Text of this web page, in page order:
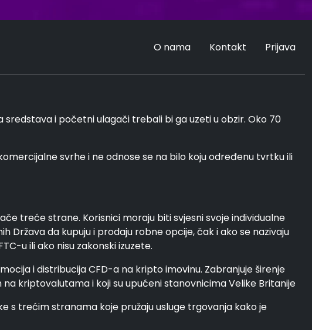
O nama Kontakt Prijava
i početni ulagači trebali bi ga uzeti u obzir. Oko 70
svrhe i ne odnose se na bilo koju određenu tvrtku ili
treće strane. Korisnici moraju biti svjesni svoje individualne
Država da kupuju i prodaju robne opcije, čak i ako se nazivaju
u ili ako nisu zakonski izuzete.
i distribucija CFD-a na kripto imovinu. Zabranjuje širenje
kriptovalutama i koji su upućeni stanovnicima Velike Britanije
s trećim stranama koje pružaju usluge trgovanja kako je